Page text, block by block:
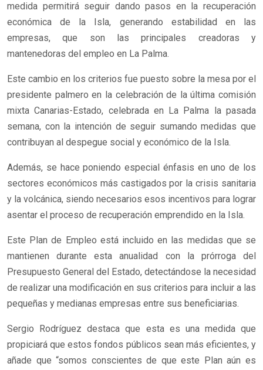
medida permitirá seguir dando pasos en la recuperación
económica de la Isla, generando estabilidad en las
empresas, que son las principales creadoras y
mantenedoras del empleo en La Palma.
Este cambio en los criterios fue puesto sobre la mesa por el
presidente palmero en la celebración de la última comisión
mixta Canarias-Estado, celebrada en La Palma la pasada
semana, con la intención de seguir sumando medidas que
contribuyan al despegue social y económico de la Isla.
Además, se hace poniendo especial énfasis en uno de los
sectores económicos más castigados por la crisis sanitaria
y la volcánica, siendo necesarios esos incentivos para lograr
asentar el proceso de recuperación emprendido en la Isla.
Este Plan de Empleo está incluido en las medidas que se
mantienen durante esta anualidad con la prórroga del
Presupuesto General del Estado, detectándose la necesidad
de realizar una modificación en sus criterios para incluir a las
pequeñas y medianas empresas entre sus beneficiarias.
Sergio Rodríguez destaca que esta es una medida que
propiciará que estos fondos públicos sean más eficientes, y
añade que “somos conscientes de que este Plan aún es